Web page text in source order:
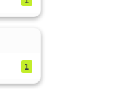
1